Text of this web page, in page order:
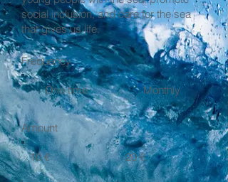
social inclusion, and care for the sea
that gives us life.
Frequency
One time Monthly
Amount
10 € 20 €